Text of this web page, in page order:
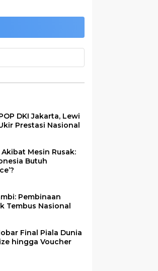
DKI Jakarta, Lewi
Prestasi Nasional
Mesin Rusak:
Butuh
Pembinaan
Tembus Nasional
Final Piala Dunia
hingga Voucher